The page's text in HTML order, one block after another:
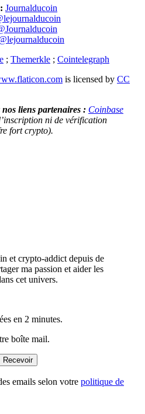
Journalducoin
; Themerkle ; Cointelegraph
is licensed by CC
liens partenaires : Coinbase
ni de vérification
fort crypto).
et crypto-addict depuis de
ma passion et aider les
cet univers.
en 2 minutes.
boîte mail.
Recevoir
emails selon votre politique de